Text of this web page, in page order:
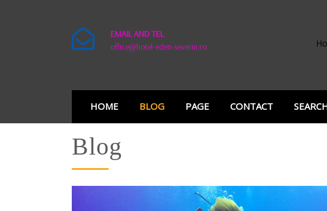
EMAIL AND TEL
office@hotel-eden-severin.ro
HOME BLOG PAGE CONTACT
Blog